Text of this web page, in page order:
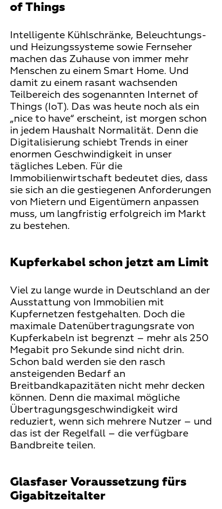
of Things
Intelligente Kühlschränke, Beleuchtungs-
und Heizungssysteme sowie Fernseher
machen das Zuhause von immer mehr
Menschen zu einem Smart Home. Und
damit zu einem rasant wachsenden
Teilbereich des sogenannten Internet of
Things (IoT). Das was heute noch als ein
„nice to have“ erscheint, ist morgen schon
in jedem Haushalt Normalität. Denn die
Digitalisierung schiebt Trends in einer
enormen Geschwindigkeit in unser
tägliches Leben. Für die
Immobilienwirtschaft bedeutet dies, dass
sie sich an die gestiegenen Anforderungen
von Mietern und Eigentümern anpassen
muss, um langfristig erfolgreich im Markt
zu bestehen.
Kupferkabel schon jetzt am Limit
Viel zu lange wurde in Deutschland an der
Ausstattung von Immobilien mit
Kupfernetzen festgehalten. Doch die
maximale Datenübertragungsrate von
Kupferkabeln ist begrenzt – mehr als 250
Megabit pro Sekunde sind nicht drin.
Schon bald werden sie den rasch
ansteigenden Bedarf an
Breitbandkapazitäten nicht mehr decken
können. Denn die maximal mögliche
Übertragungsgeschwindigkeit wird
reduziert, wenn sich mehrere Nutzer – und
das ist der Regelfall – die verfügbare
Bandbreite teilen.
Glasfaser Voraussetzung fürs
Gigabitzeitalter